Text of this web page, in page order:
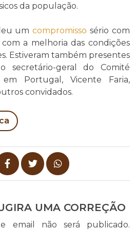
da população.
umcompromisso sério com
a melhoria das condições
Estiveram também presentes
secretário-geral do Comité
Portugal, Vicente Faria,
convidados.
UMA CORREÇÃO
email não será publicado.